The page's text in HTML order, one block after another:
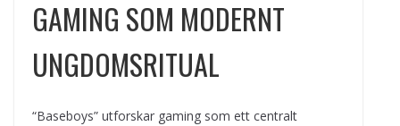
GAMING SOM MODERNT
UNGDOMSRITUAL
“Baseboys” utforskar gaming som ett centralt